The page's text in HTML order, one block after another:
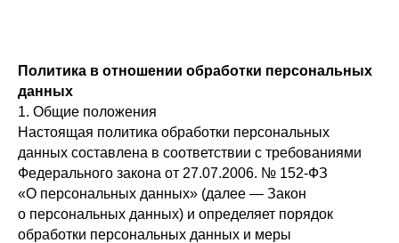
Политика в отношении обработки персональных
данных
1. Общие положения
Настоящая политика обработки персональных
данных составлена в соответствии с требованиями
Федерального закона от 27.07.2006. № 152-ФЗ
«О персональных данных» (далее — Закон
о персональных данных) и определяет порядок
обработки персональных данных и меры